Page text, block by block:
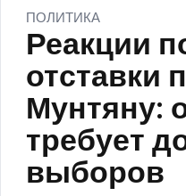
ПОЛИТИКА
Реакции
отставки
Мунтяну:
требует
выборов